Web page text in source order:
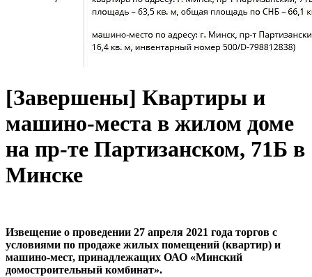
[Завершены] Квартиры и
машино-места в жилом доме
на пр-те Партизанском, 71Б в
Минске
Извещение о проведении 27 апреля 2021 года торгов с
условиями по продаже жилых помещений (квартир) и
машино-мест, принадлежащих ОАО «Минский
домостроительный комбинат».